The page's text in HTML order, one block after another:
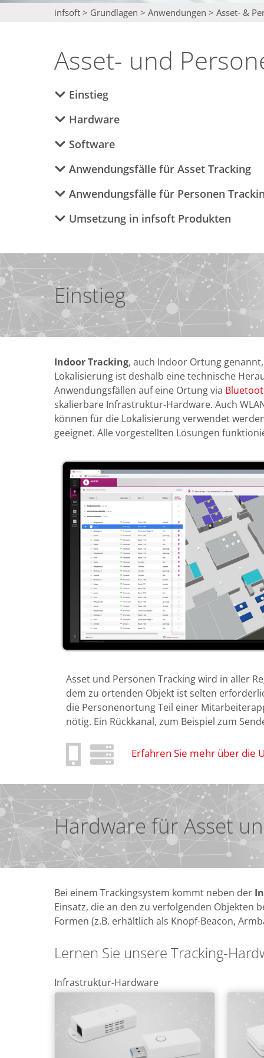
infsoft > Grundlagen > Anwendungen > Asset- &
Asset- und
Einstieg
Hardware
Software
Anwendungsfälle für Asset Tracking
Anwendungsfälle für Personen
Umsetzung in infsoft Produkten
Einstieg
Indoor Tracking, auch Indoor Ortung
Lokalisierung ist deshalb eine technische
Anwendungsfällen auf eine Ortung via
skalierbare Infrastruktur-Hardware. Auch
können für die Lokalisierung verwendet
geeignet. Alle vorgestellten Lösungen
Asset und Personen Tracking wird in aller
dem zu ortenden Objekt ist selten
die Personenortung Teil einer
nötig. Ein Rückkanal, zum Beispiel zum
Erfahren Sie mehr über die
Hardware für Asset
Bei einem Trackingsystem kommt neben der
Einsatz, die an den zu verfolgenden Objekten
Formen (z.B. erhältlich als Knopf-Beacon,
Lernen Sie unsere Tracking-
Infrastruktur-Hardware